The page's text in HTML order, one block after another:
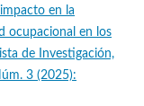
en la
ocupacional en los
de Investigación,
3 (2025):